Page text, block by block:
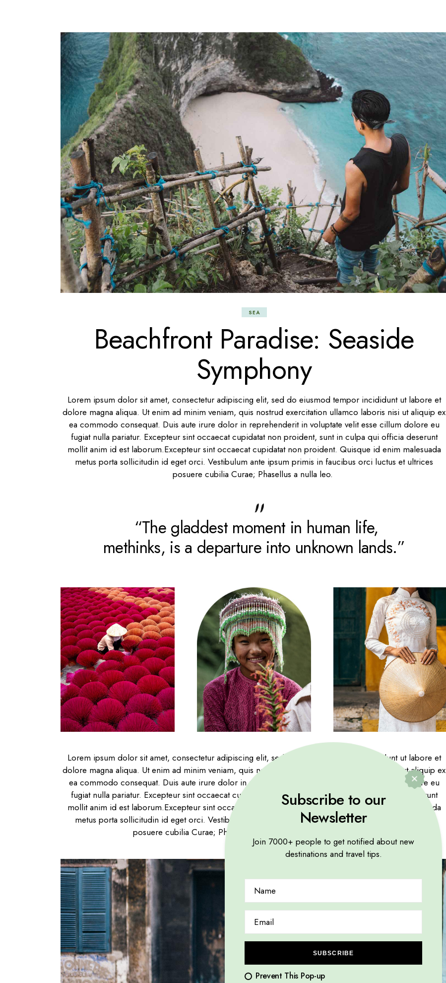
SEA
Beachfront Paradise: Seaside
Symphony
Lorem ipsum dolor sit amet, consectetur adipiscing elit, sed do eiusmod tempor incididunt ut labore et
dolore magna aliqua. Ut enim ad minim veniam, quis nostrud exercitation ullamco laboris nisi ut aliquip ex
ea commodo consequat. Duis aute irure dolor in reprehenderit in voluptate velit esse cillum dolore eu
fugiat nulla pariatur. Excepteur sint occaecat cupidatat non proident, sunt in culpa qui officia deserunt
mollit anim id est laborum.Excepteur sint occaecat cupidatat non proident. Quisque id enim malesuada
metus porta sollicitudin id eget orci. Vestibulum ante ipsum primis in faucibus orci luctus et ultrices
posuere cubilia Curae; Phasellus a nulla leo.
“The gladdest moment in human life,
methinks, is a departure into unknown lands.”
Lorem ipsum dolor sit amet, consectetur adipiscing elit, sed do eiusmod tempor incididunt ut labore et
dolore magna aliqua. Ut enim ad minim veniam, quis nostrud exercitation ullamco laboris nisi ut aliquip ex
ea commodo consequat. Duis aute irure dolor in reprehenderit in voluptate velit esse cillum dolore eu
fugiat nulla pariatur. Excepteur sint occaecat cupidatat non proident, sunt in culpa qui officia deserunt
mollit anim id est laborum.Excepteur sint occaecat cupidatat non proident. Quisque id enim malesuada
metus porta sollicitudin id eget orci. Vestibulum ante ipsum primis in faucibus orci luctus et ultrices
posuere cubilia Curae; Phasellus a nulla leo. Fusce molestie luctus.
Subscribe to our
Newsletter
Join 7000+ people to get notified about new
destinations and travel tips.
SUBSCRIBE
Prevent This Pop-up